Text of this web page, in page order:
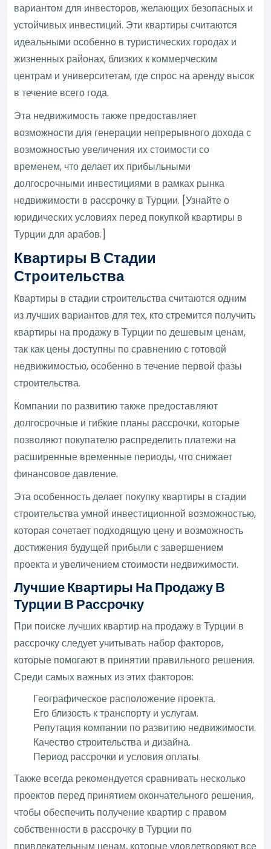
вариантом для инвесторов, желающих безопасных и
устойчивых инвестиций. Эти квартиры считаются
идеальными особенно в туристических городах и
жизненных районах, близких к коммерческим
центрам и университетам, где спрос на аренду высок
в течение всего года.
Эта недвижимость также предоставляет
возможности для генерации непрерывного дохода с
возможностью увеличения их стоимости со
временем, что делает их прибыльными
долгосрочными инвестициями в рамках рынка
недвижимости в рассрочку в Турции. [Узнайте о
юридических условиях перед покупкой квартиры в
Турции для арабов.]
Квартиры В Стадии
Строительства
Квартиры в стадии строительства считаются одним
из лучших вариантов для тех, кто стремится получить
квартиры на продажу в Турции по дешевым ценам,
так как цены доступны по сравнению с готовой
недвижимостью, особенно в течение первой фазы
строительства.
Компании по развитию также предоставляют
долгосрочные и гибкие планы рассрочки, которые
позволяют покупателю распределить платежи на
расширенные временные периоды, что снижает
финансовое давление.
Эта особенность делает покупку квартиры в стадии
строительства умной инвестиционной возможностью,
которая сочетает подходящую цену и возможность
достижения будущей прибыли с завершением
проекта и увеличением стоимости недвижимости.
Лучшие Квартиры На Продажу В
Турции В Рассрочку
При поиске лучших квартир на продажу в Турции в
рассрочку следует учитывать набор факторов,
которые помогают в принятии правильного решения.
Среди самых важных из этих факторов:
Географическое расположение проекта.
Его близость к транспорту и услугам.
Репутация компании по развитию недвижимости.
Качество строительства и дизайна.
Период рассрочки и условия оплаты.
Также всегда рекомендуется сравнивать несколько
проектов перед принятием окончательного решения,
чтобы обеспечить получение квартир с правом
собственности в рассрочку в Турции по
привлекательным ценам, которые удовлетворяют все